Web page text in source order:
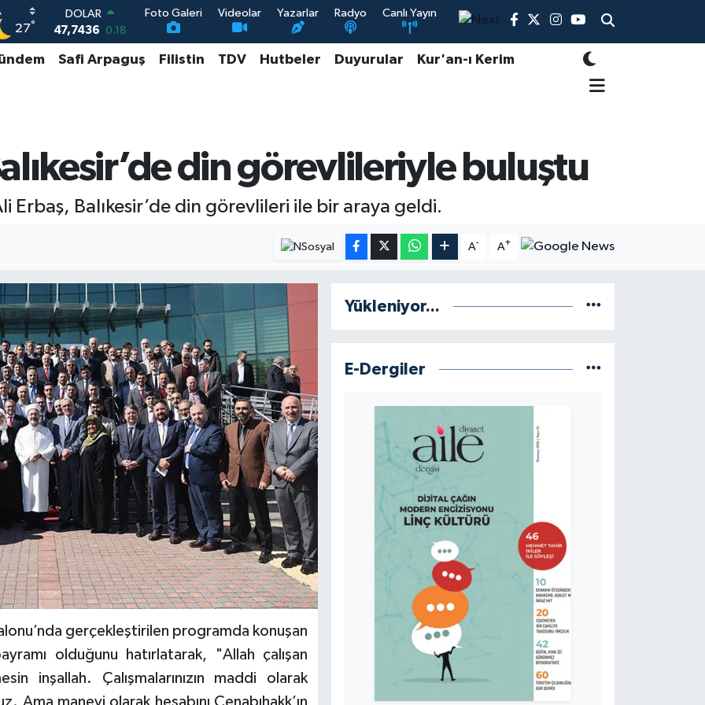
27°
DOLAR
47,7436 0.18
EURO
55,2510 0.32
13.779 -14
Foto Galeri Videolar Yazarlar Radyo Canlı Yayın
Safi Arpaguş Filistin TDV Hutbeler Duyurular Kur'an-ı Kerim
din görevlileriyle buluştu
Erbaş, Balıkesir’de din görevlileri ile bir araya geldi.
A- A+
gerçekleştirilen programda konuşan
olduğunu hatırlatarak, "Allah çalışan
inşallah. Çalışmalarınızın maddi olarak
Ama manevi olarak hesabını Cenabıhakk’ın
Yükleniyor...
E-Dergiler